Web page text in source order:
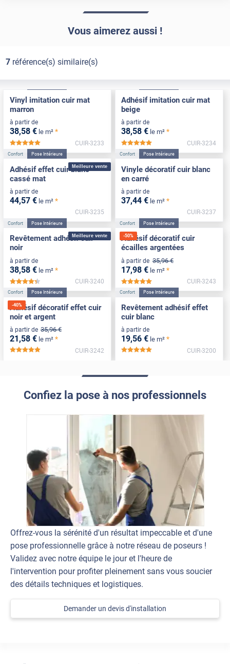
Vous aimerez aussi !
7référence(s) similaire(s)
Vinyl imitation cuir mat
marron
à partir de
38,58 € le m² *
*****
CUIR-3233
Adhésif imitation cuir mat
beige
à partir de
38,58 € le m² *
CUIR-3234
Meilleure vente
Confort Pose Intérieure
Adhésif effet cuir blanc
cassé mat
à partir de
44,57 € le m² *
CUIR-3235
Confort Pose Intérieure
Vinyle décoratif cuir blanc
en carré
à partir de
37,44 € le m² *
CUIR-3237
Meilleure vente
Confort Pose Intérieure
Revêtement adhésif cuir
noir
à partir de
38,58 € le m² *
*****
CUIR-3240
-50%
Confort Pose Intérieure
Adhésif décoratif cuir
écailles argentées
à partir de 35,96 €
17,98 € le m² *
CUIR-3243
-40%
Confort Pose Intérieure
Adhésif décoratif effet cuir
noir et argent
à partir de 35,96 €
21 ,58 € le m² *
CUIR-3242
Confort Pose Intérieure
Revêtement adhésif effet
cuir blanc
à partir de
19,56 € le m² *
CUIR-3200
Confiez la pose à nos professionnels
Offrez-vous la sérénité d'un résultat impeccable et d'une
pose professionnelle grâce à notre réseau de poseurs !
Validez avec notre équipe le jour et l'heure de
l'intervention pour profiter pleinement sans vous soucier
des détails techniques et logistiques.
Demander un devis d'installation